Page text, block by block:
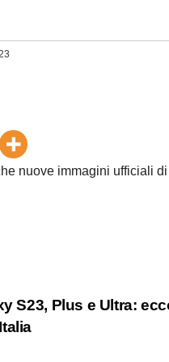
nuove immagini ufficiali
S23, Plus e Ultra: